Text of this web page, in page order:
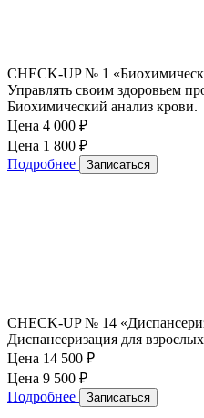
CHECK-UP № 1
Управлять своим здоровьем
Биохимический анализ крови.
Цена 4 000 ₽
Цена 1 800 ₽
Подробнее
Записаться
CHECK-UP № 14
Диспансеризация для взрослых
Цена 14 500 ₽
Цена 9 500 ₽
Подробнее
Записаться